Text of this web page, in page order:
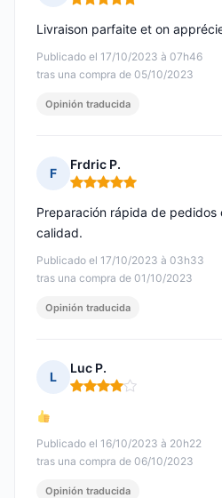
Nota: 5 de 5
Publicado el 17/10/2023 à 07h46
tras una compra de 05/10/2023
Livraison parfaite et on
Opinión traducida
F
Frdric P.
Nota: 5 de 5
Publicado el 17/10/2023 à 03h33
tras una compra de 01/10/2023
Preparación rápida de
calidad.
Opinión traducida
L
Luc P.
Nota: 4 de 5
Publicado el 16/10/2023 à 20h22
tras una compra de 06/10/2023
Opinión traducida